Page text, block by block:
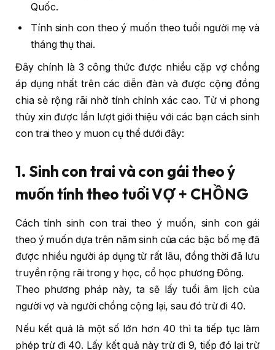
Quốc.
Tính sinh con theo ý muốn theo tuổi người mẹ và
tháng thụ thai.
Đây chính là 3 công thức được nhiều cặp vợ chồng
áp dụng nhất trên các diễn đàn và được cộng đồng
chia sẻ rộng rãi nhờ tính chính xác cao. Tử vi phong
thủy xin được lần lượt giới thiệu với các bạn cách sinh
con trai theo y muon cụ thể dưới đây:
1. Sinh con trai và con gái theo ý
muốn tính theo tuổi VỢ + CHỒNG
Cách tính sinh con trai theo ý muốn, sinh con gái
theo ý muốn dựa trên năm sinh của các bậc bố mẹ đã
được nhiều người áp dụng từ rất lâu, đồng thời đã lưu
truyền rộng rãi trong y học, cổ học phương Đông.
Theo phương pháp này, ta sẽ lấy tuổi âm lịch của
người vợ và người chồng cộng lại, sau đó trừ đi 40.
Nếu kết quả là một số lớn hơn 40 thì ta tiếp tục làm
phép trừ đi 40. Lấy kết quả này trừ đi 9, tiếp đó lại trừ